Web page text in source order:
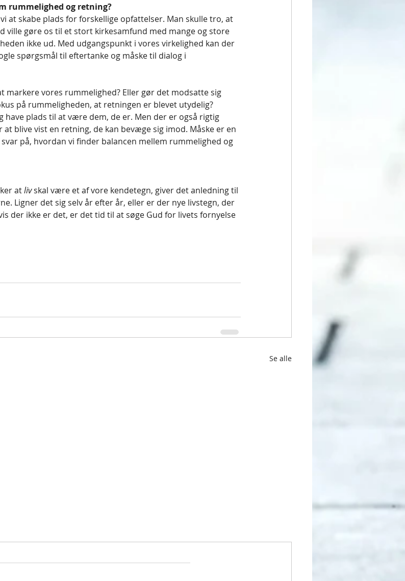
rummelighed og retning?
at skabe plads for forskellige opfattelser. Man skulle tro, at
gøre os til et stort kirkesamfund med mange og store
ikke ud. Med udgangspunkt i vores virkelighed kan der
spørgsmål til eftertanke og måske til dialog i
markere vores rummelighed? Eller gør det modsatte sig
på rummeligheden, at retningen er blevet utydelig?
have plads til at være dem, de er. Men der er også rigtig
blive vist en retning, de kan bevæge sig imod. Måske er en
på, hvordan vi finder balancen mellem rummelighed og
at liv skal være et af vore kendetegn, giver det anledning til
Ligner det sig selv år efter år, eller er der nye livstegn, der
der ikke er det, er det tid til at søge Gud for livets fornyelse
Se alle